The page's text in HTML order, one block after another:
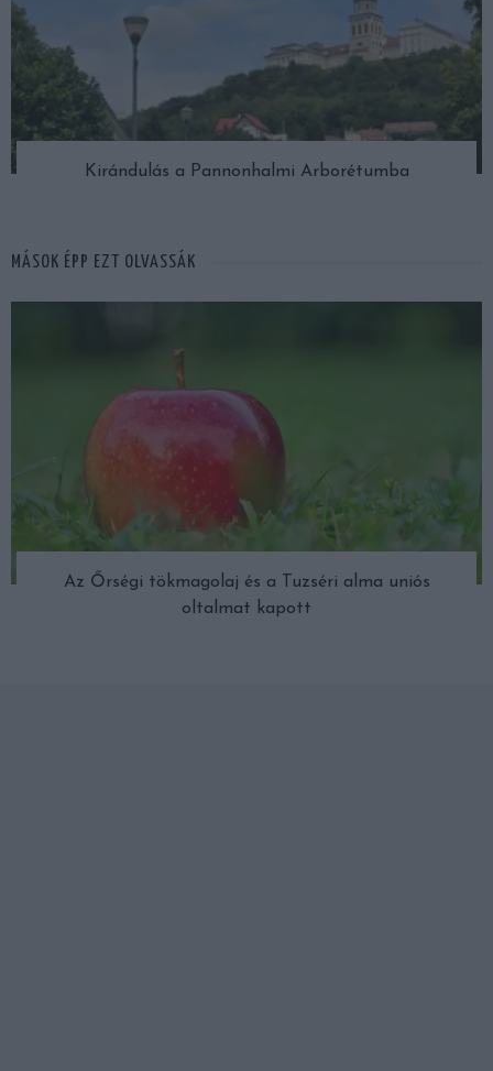
Kirándulás a Pannonhalmi Arborétumba
MÁSOK ÉPP EZT OLVASSÁK
Az Őrségi tökmagolaj és a Tuzséri alma uniós
oltalmat kapott